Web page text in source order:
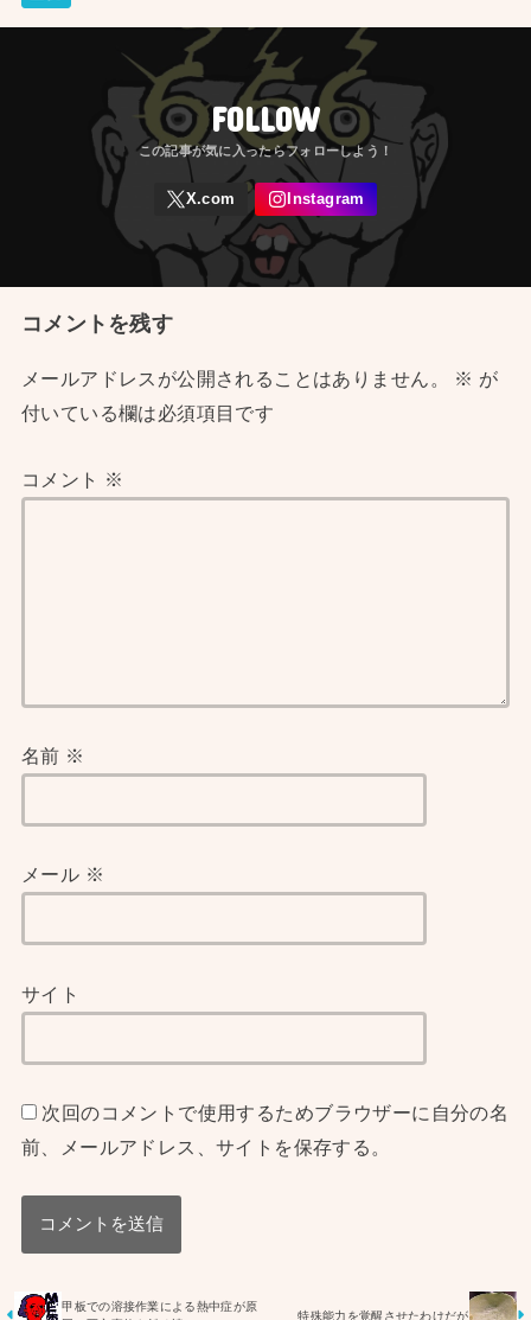
FOLLOW
コメントを残す
メールアドレスが公開されることはありません。 ※ が
付いている欄は必須項目です
コメント ※
名前 ※
メール ※
サイト
次回のコメントで使用するためブラウザーに自分の名
前、メールアドレス、サイトを保存する。
甲板での溶接作業による熱中症が原
特殊能力を覚醒させたわけだが